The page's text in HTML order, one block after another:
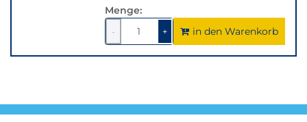
Menge:
-
1
verringern
+1um
1
erhöhen
in den Warenkorb